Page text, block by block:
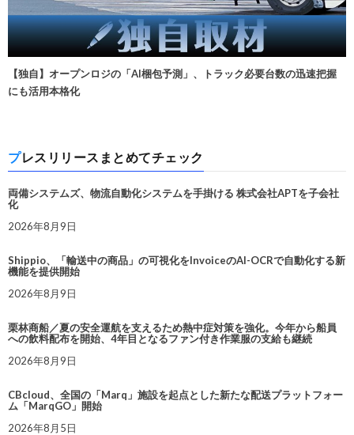
【独自】オープンロジの「AI梱包予測」、トラック必要台数の迅速把握
にも活用本格化
プレスリリースまとめてチェック
両備システムズ、物流自動化システムを手掛ける 株式会社APTを子会社
化
2026年8月9日
Shippio、「輸送中の商品」の可視化をInvoiceのAI-OCRで自動化する新
機能を提供開始
2026年8月9日
栗林商船／夏の安全運航を支えるため熱中症対策を強化。今年から船員
への飲料配布を開始、4年目となるファン付き作業服の支給も継続
2026年8月9日
CBcloud、全国の「Marq」施設を起点とした新たな配送プラットフォー
ム「MarqGO」開始
2026年8月5日